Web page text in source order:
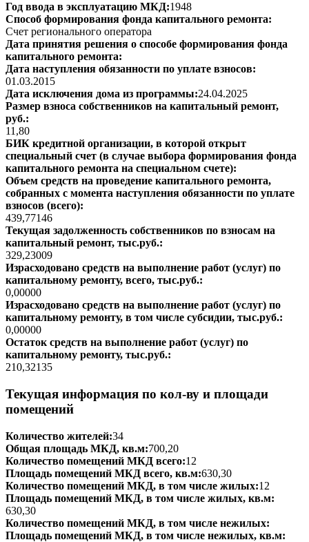
Год ввода в эксплуатацию МКД:1948
Способ формирования фонда капитального ремонта:
Счет регионального оператора
Дата принятия решения о способе формирования фонда
капитального ремонта:
Дата наступления обязанности по уплате взносов:
01.03.2015
Дата исключения дома из программы:24.04.2025
Размер взноса собственников на капитальный ремонт,
руб.:
11,80
БИК кредитной организации, в которой открыт
специальный счет (в случае выбора формирования фонда
капитального ремонта на специальном счете):
Объем средств на проведение капитального ремонта,
собранных с момента наступления обязанности по уплате
взносов (всего):
439,77146
Текущая задолженность собственников по взносам на
капитальный ремонт, тыс.руб.:
329,23009
Израсходовано средств на выполнение работ (услуг) по
капитальному ремонту, всего, тыс.руб.:
0,00000
Израсходовано средств на выполнение работ (услуг) по
капитальному ремонту, в том числе субсидии, тыс.руб.:
0,00000
Остаток средств на выполнение работ (услуг) по
капитальному ремонту, тыс.руб.:
210,32135
Текущая информация по кол-ву и площади
помещений
Количество жителей:34
Общая площадь МКД, кв.м:700,20
Количество помещений МКД всего:12
Площадь помещений МКД всего, кв.м:630,30
Количество помещений МКД, в том числе жилых:12
Площадь помещений МКД, в том числе жилых, кв.м:
630,30
Количество помещений МКД, в том числе нежилых:
Площадь помещений МКД, в том числе нежилых, кв.м: